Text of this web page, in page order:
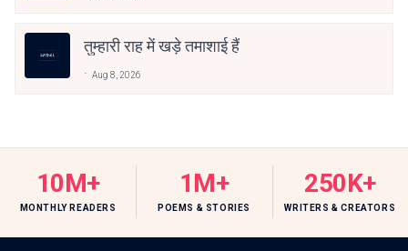
तुम्हारी राह में खड़े तमाशाई हैं
Aug 8, 2026
10M+
MONTHLY READERS
1M+
POEMS & STORIES
250K+
WRITERS & CREATORS